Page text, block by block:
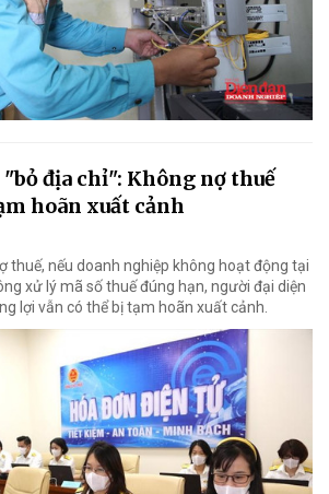
địa chỉ": Không nợ thuế
hoãn xuất cảnh
thuế, nếu doanh nghiệp không hoạt động tại
xử lý mã số thuế đúng hạn, người đại diện
lợi vẫn có thể bị tạm hoãn xuất cảnh.